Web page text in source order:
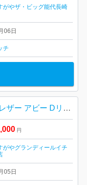
がやザ・ビッグ能代長崎
06日
チ
GGキャンバス×レザー アビー Dリング ショルダーバッグをお買取りいたしました！
円
がやグランディールイチ
05日